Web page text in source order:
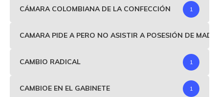
CÁMARA COLOMBIANA DE LA CONFECCIÓN 1
CAMARA PIDE A PERO NO ASISTIR A POSESIÓN DE
CAMBIO RADICAL 1
CAMBIOE EN EL GABINETE 1